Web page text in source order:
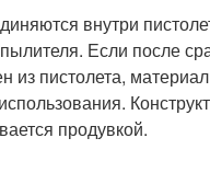
внутри
Если после
пистолета,
продувкой.